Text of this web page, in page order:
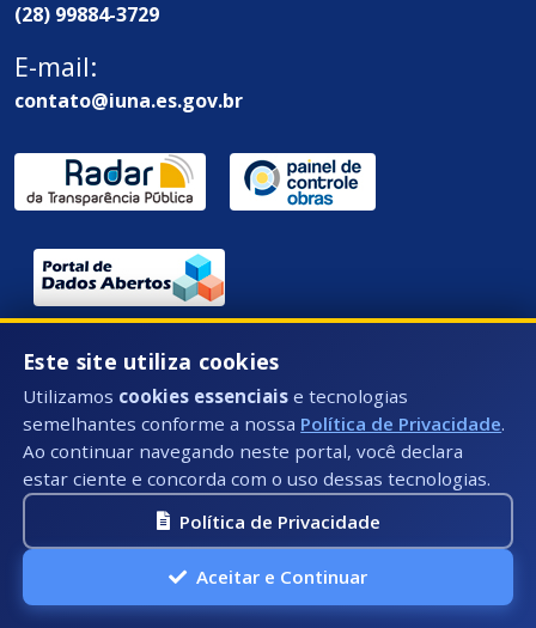
(28) 99884-3729
E-mail:
contato@iuna.es.gov.br
Endereço / Ouvidoria:
Rua Des. Epaminondas Amaral - 58 - Centro, Iúna - ES,
CEP: 29390-000
Este site utiliza cookies
Utilizamos cookies essenciais e tecnologias
semelhantes conforme a nossa Política de Privacidade.
Ao continuar navegando neste portal, você declara
estar ciente e concorda com o uso dessas tecnologias.
Política de Privacidade
Aceitar e Continuar